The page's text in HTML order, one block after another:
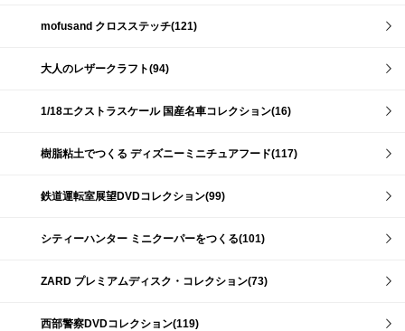
mofusand クロスステッチ(121)
大人のレザークラフト(94)
1/18エクストラスケール 国産名車コレクション(16)
樹脂粘土でつくる ディズニーミニチュアフード(117)
鉄道運転室展望DVDコレクション(99)
シティーハンター ミニクーパーをつくる(101)
ZARD プレミアムディスク・コレクション(73)
西部警察DVDコレクション(119)